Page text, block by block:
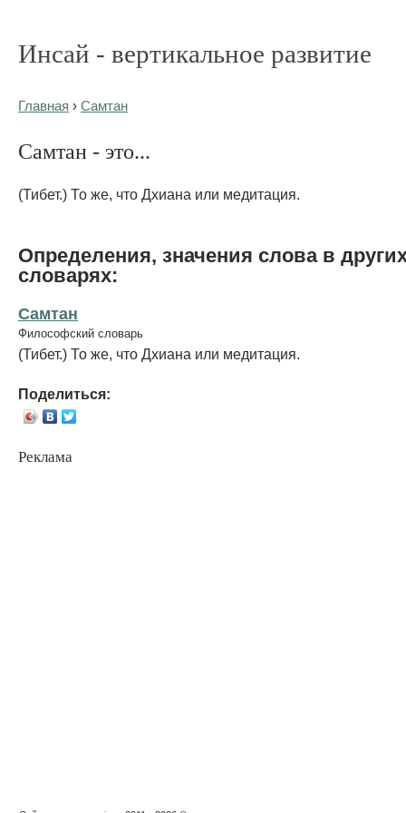
Инсай - вертикальное развитие
Главная › Самтан
Самтан - это...
(Тибет.) То же, что Дхиана или медитация.
Определения, значения слова в
словарях:
Самтан
Философский словарь
(Тибет.) То же, что Дхиана или медитация.
Поделиться:
Реклама